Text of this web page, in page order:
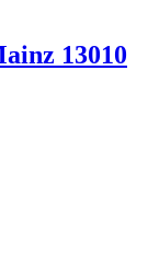
13010